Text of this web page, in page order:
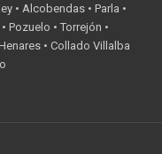
• Alcobendas • Parla •
Pozuelo • Torrejón •
• Collado Villalba